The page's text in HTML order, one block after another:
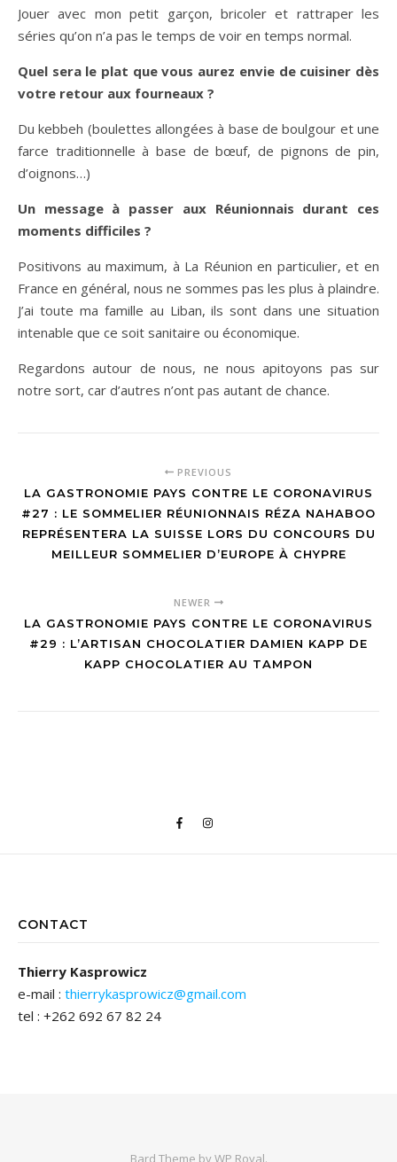
Jouer avec mon petit garçon, bricoler et rattraper les
séries qu’on n’a pas le temps de voir en temps normal.
Quel sera le plat que vous aurez envie de cuisiner dès
votre retour aux fourneaux ?
Du kebbeh (boulettes allongées à base de boulgour et une
farce traditionnelle à base de bœuf, de pignons de pin,
d’oignons…)
Un message à passer aux Réunionnais durant ces
moments difficiles ?
Positivons au maximum, à La Réunion en particulier, et en
France en général, nous ne sommes pas les plus à plaindre.
J’ai toute ma famille au Liban, ils sont dans une situation
intenable que ce soit sanitaire ou économique.
Regardons autour de nous, ne nous apitoyons pas sur
notre sort, car d’autres n’ont pas autant de chance.
PREVIOUS
LA GASTRONOMIE PAYS CONTRE LE CORONAVIRUS
#27 : LE SOMMELIER RÉUNIONNAIS RÉZA NAHABOO
REPRÉSENTERA LA SUISSE LORS DU CONCOURS DU
MEILLEUR SOMMELIER D’EUROPE À CHYPRE
NEWER
LA GASTRONOMIE PAYS CONTRE LE CORONAVIRUS
#29 : L’ARTISAN CHOCOLATIER DAMIEN KAPP DE
KAPP CHOCOLATIER AU TAMPON
CONTACT
Thierry Kasprowicz
e-mail : thierrykasprowicz@gmail.com
tel : +262 692 67 82 24
Bard Theme byWP Royal.